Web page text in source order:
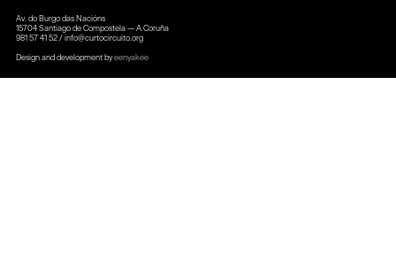
Av. do Burgo das Nacións
15704 Santiago de Compostela — A Coruña
981 57 41 52 / info@curtocircuito.org
Design and development byeenyakee